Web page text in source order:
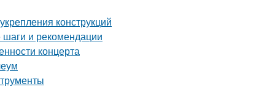
конструкций
и рекомендации
концерта